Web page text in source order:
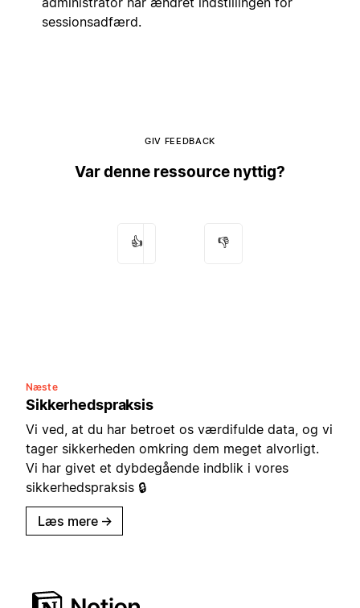
sessionsadfærd.
GIV FEEDBACK
Var denne ressource nyttig?
👍 👎
Næste
Sikkerhedspraksis
Vi ved, at du har betroet os værdifulde data, og vi
tager sikkerheden omkring dem meget alvorligt.
Vi har givet et dybdegående indblik i vores
sikkerhedspraksis 🔒
Læs mere →